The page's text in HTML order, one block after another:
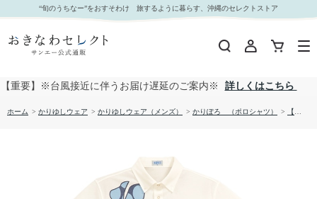
【送料無料】幾何学柄 かりゆしポロシャツ P-SAOKP1886｜おきなわセレクト サンエー公式通
販
“旬のうちなー”をおすそわけ 旅するように暮らす、沖縄のセレクトストア
【重要】※台風接近に伴うお届け遅延のご案内※ 詳しくはこちら
ホーム > かりゆしウェア > かりゆしウェア（メンズ） > かりぽろ （ポロシャツ） > 【送料無料】幾何学柄 かりゆしポロシャツ P-SAOKP1886